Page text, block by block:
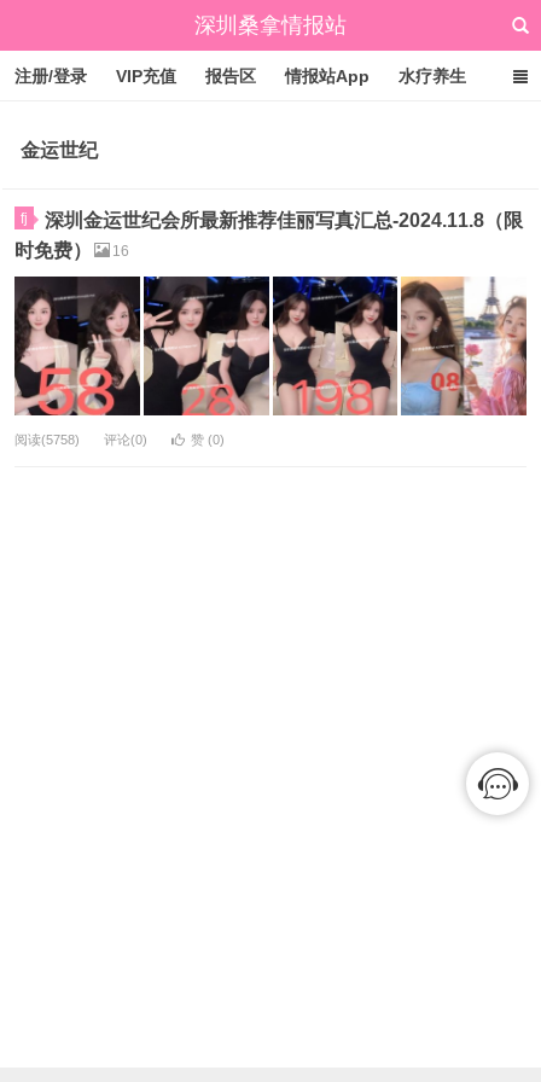
深圳桑拿情报站
注册/登录 VIP充值 报告区 情报站App 水疗养生
金运世纪
fj
深圳金运世纪会所最新推荐佳丽写真汇总-2024.11.8（限
时免费）
16
阅读(5758) 评论(0) 赞 (0)